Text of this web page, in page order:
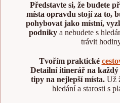
Představte si, že budete
místa opravdu stojí za to,
pohybovat jako místní,
podniky a nebudete s
trávit
Tvořím praktické
Detailní itinerář na každý
tipy na nejlepší místa.Už
hledání a starosti s